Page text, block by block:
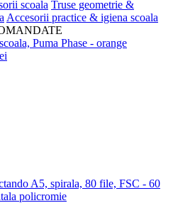
scoala Truse geometrie &
Accesorii practice & igiena scoala
Puma Phase - orange
A5, spirala, 80 file, FSC - 60
policromie